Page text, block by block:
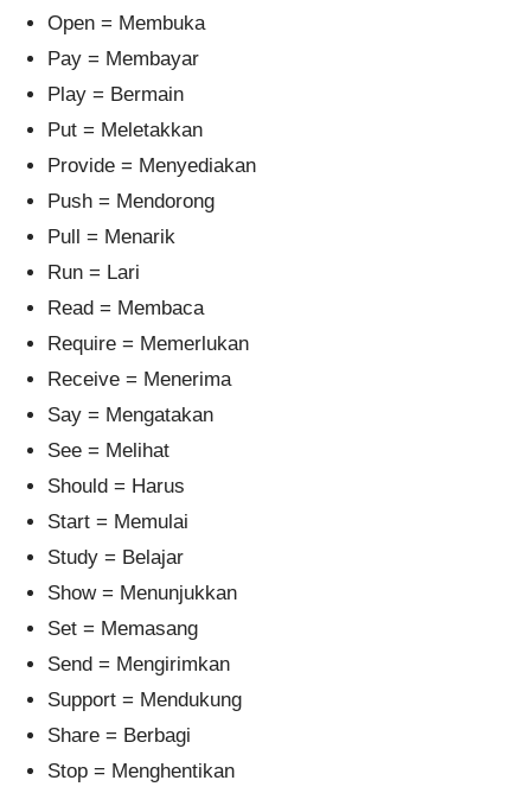
Open = Membuka
Pay = Membayar
Play = Bermain
Put = Meletakkan
Provide = Menyediakan
Push = Mendorong
Pull = Menarik
Run = Lari
Read = Membaca
Require = Memerlukan
Receive = Menerima
Say = Mengatakan
See = Melihat
Should = Harus
Start = Memulai
Study = Belajar
Show = Menunjukkan
Set = Memasang
Send = Mengirimkan
Support = Mendukung
Share = Berbagi
Stop = Menghentikan